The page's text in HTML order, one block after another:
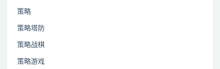
策略
策略塔防
策略战棋
策略游戏